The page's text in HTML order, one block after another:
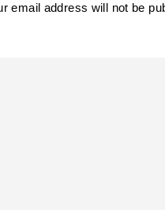
email address will not be